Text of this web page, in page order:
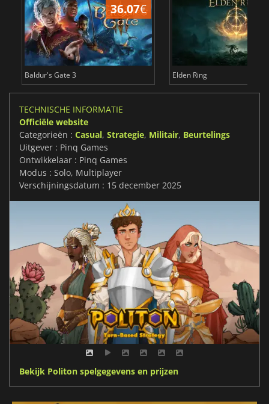
36.07€
Baldur's Gate 3 Elden Ring
TECHNISCHE INFORMATIE
Officiële website
Categorieën : Casual, Strategie, Militair, Beurtelings
Uitgever : Pinq Games
Ontwikkelaar : Pinq Games
Modus : Solo, Multiplayer
Verschijningsdatum : 15 december 2025
Bekijk Politon spelgegevens en prijzen